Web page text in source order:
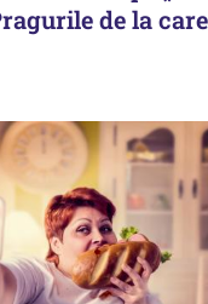
de la